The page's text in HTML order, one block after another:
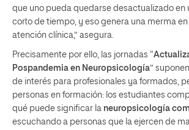
que uno pueda quedarse desactualizado en
corto de tiempo, y eso genera una merma
atención clínica,” asegura.
Precisamente por ello, las jornadas “
Pospandemia en Neuropsicología”
de interés para profesionales ya formados,
personas en formación: los estudiantes
qué puede significar la neuropsicología
escuchando a personas que la ejercen de